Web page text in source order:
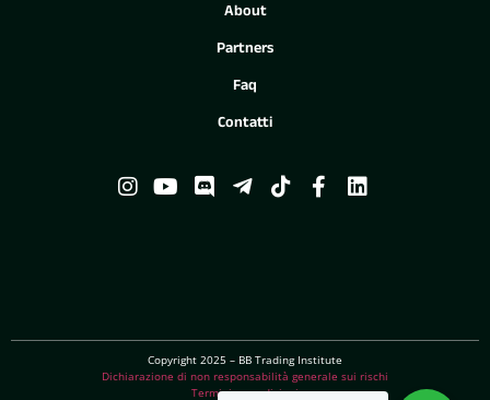
About
Partners
Faq
Contatti
Copyright 2025 – BB Trading Institute
Dichiarazione di non responsabilità generale sui rischi
Termini e condizioni